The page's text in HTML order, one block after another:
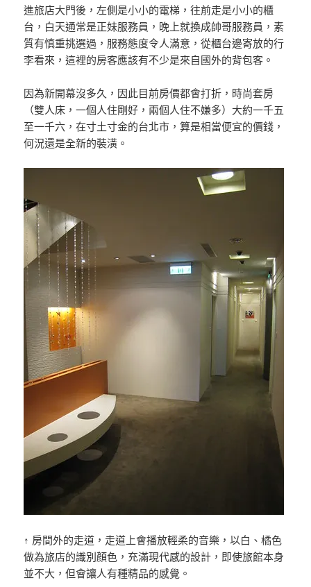
進旅店大門後，左側是小小的電梯，往前走是小小的櫃
台，白天通常是正妹服務員，晚上就換成帥哥服務員，素
質有慎重挑選過，服務態度令人滿意，從櫃台邊寄放的行
李看來，這裡的房客應該有不少是來自國外的背包客。
因為新開幕沒多久，因此目前房價都會打折，時尚套房
（雙人床，一個人住剛好，兩個人住不嫌多）大約一千五
至一千六，在寸土寸金的台北市，算是相當便宜的價錢，
何況還是全新的裝潢。
↑ 房間外的走道，走道上會播放輕柔的音樂，以白、橘色
做為旅店的識別顏色，充滿現代感的設計，即使旅館本身
並不大，但會讓人有種精品的感覺。